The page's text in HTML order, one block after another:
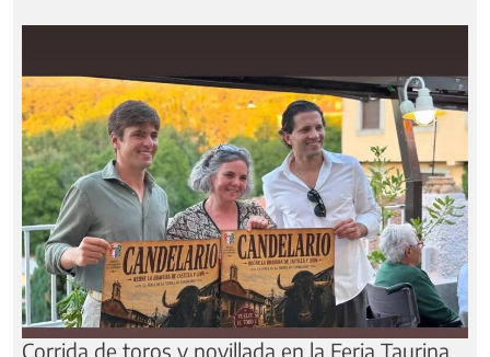
Corrida de toros y novillada en la Feria Taurina